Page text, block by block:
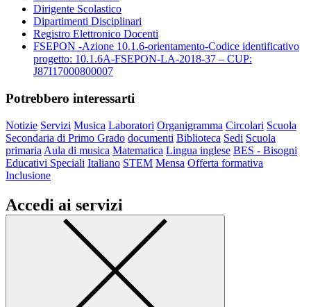
Dirigente Scolastico
Dipartimenti Disciplinari
Registro Elettronico Docenti
FSEPON -Azione 10.1.6-orientamento-Codice identificativo
progetto: 10.1.6A-FSEPON-LA-2018-37 – CUP:
J87I17000800007
Potrebbero interessarti
Notizie Servizi Musica Laboratori Organigramma Circolari Scuola
Secondaria di Primo Grado documenti Biblioteca Sedi Scuola
primaria Aula di musica Matematica Lingua inglese BES - Bisogni
Educativi Speciali Italiano STEM Mensa Offerta formativa
Inclusione
Accedi ai servizi